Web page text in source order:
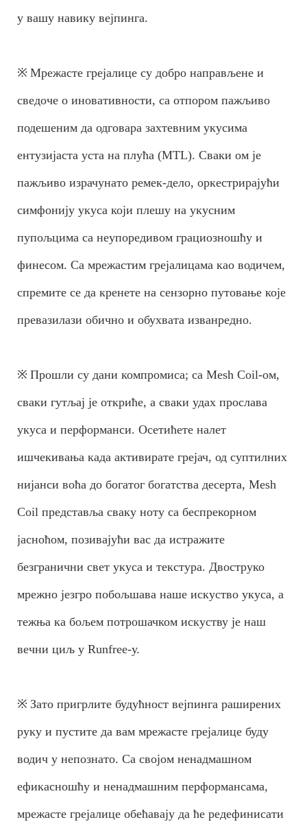
у вашу навику вејпинга.
※ Мрежасте грејалице су добро направљене и
сведоче о иновативности, са отпором пажљиво
подешеним да одговара захтевним укусима
ентузијаста уста на плућа (MTL). Сваки ом је
пажљиво израчунато ремек-дело, оркестрирајући
симфонију укуса који плешу на укусним
пупољцима са неупоредивом грациозношћу и
финесом. Са мрежастим грејалицама као водичем,
спремите се да кренете на сензорно путовање које
превазилази обично и обухвата изванредно.
※ Прошли су дани компромиса; са Mesh Coil-ом,
сваки гутљај је откриће, а сваки удах прослава
укуса и перформанси. Осетићете налет
ишчекивања када активирате грејач, од суптилних
нијанси воћа до богатог богатства десерта, Mesh
Coil представља сваку ноту са беспрекорном
јасноћом, позивајући вас да истражите
безгранични свет укуса и текстура. Двоструко
мрежно језгро побољшава наше искуство укуса, а
тежња ка бољем потрошачком искуству је наш
вечни циљ у Runfree-у.
※ Зато пригрлите будућност вејпинга раширених
руку и пустите да вам мрежасте грејалице буду
водич у непознато. Са својом ненадмашном
ефикасношћу и ненадмашним перформансама,
мрежасте грејалице обећавају да ће редефинисати